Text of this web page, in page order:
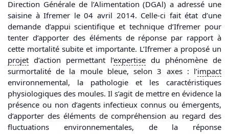
Direction Générale de l’Alimentation (DGAl) a adressé une
saisine à Ifremer le 04 avril 2014. Celle-ci fait état d’une
demande d’appui scientifique et technique d’Ifremer pour
tenter d’apporter des éléments de réponse par rapport à
cette mortalité subite et importante. L’Ifremer a proposé un
projet d’action permettant l’expertise du phénomène de
surmortalité de la moule bleue, selon 3 axes : l’impact
environnemental, la pathologie et les caractéristiques
physiologiques des moules. Il s’agit de mettre en évidence la
présence ou non d’agents infectieux connus ou émergents,
d’apporter des éléments de compréhension au regard des
fluctuations environnementales, de la réponse